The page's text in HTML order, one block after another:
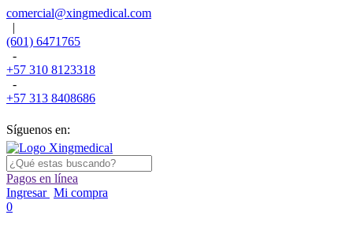
comercial@xingmedical.com
|
(601) 6471765
-
+57 310 8123318
-
+57 313 8408686
Síguenos en:
Pagos en línea
Ingresar Mi compra
0